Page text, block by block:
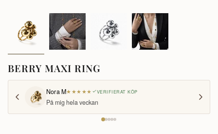
BERRY MAXI RING
Nora M★ ★★ ★★ VERIFIERAT KÖP
På mig hela veckan